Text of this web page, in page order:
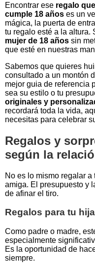
Encontrar ese regalo
cumple 18 años es un
mágica, la puerta de
tu regalo esté a la altura.
mujer de 18 años sin
que esté en nuestras
Sabemos que quieres
consultado a un montón
mejor guia de referencia
sea su estilo o tu
originales y
recordará toda la vida,
necesitas para celebrar
Regalos y
según la
No es lo mismo regalar
amiga. El presupuesto y
de afinar el tiro.
Regalos para tu hija
Como padre o madre,
especialmente
Es la oportunidad de
siempre.